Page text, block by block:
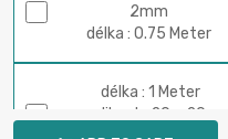
2mm
délka : 0.75 Meter
délka : 1 Meter
velikost : 20 x 20 x